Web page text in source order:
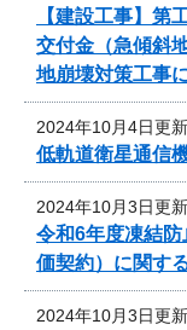
【建設工事】
交付金（急傾斜
地崩壊対策工事
2024年10月4日更新
低軌道衛星通信
2024年10月3日更新
令和6年度凍結
価契約）に関す
2024年10月3日更新